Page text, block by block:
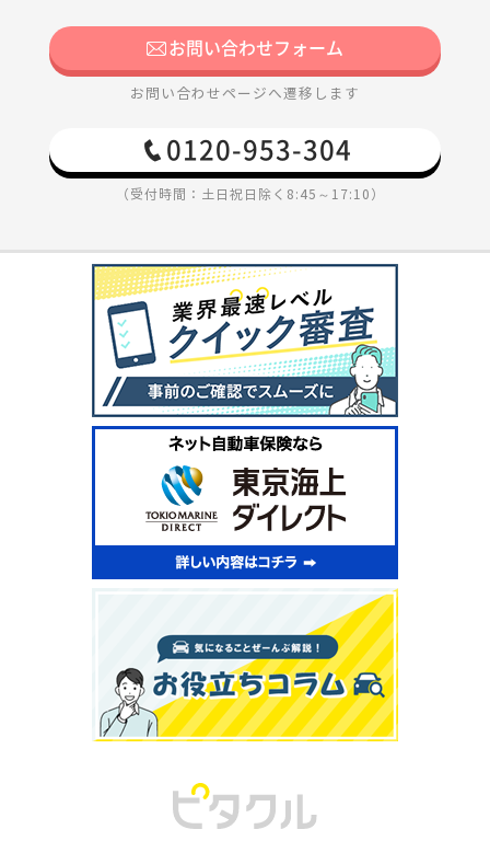
お問い合わせフォーム
お問い合わせページへ遷移します
0120-953-304
（受付時間：土日祝日除く8:45～17:10）